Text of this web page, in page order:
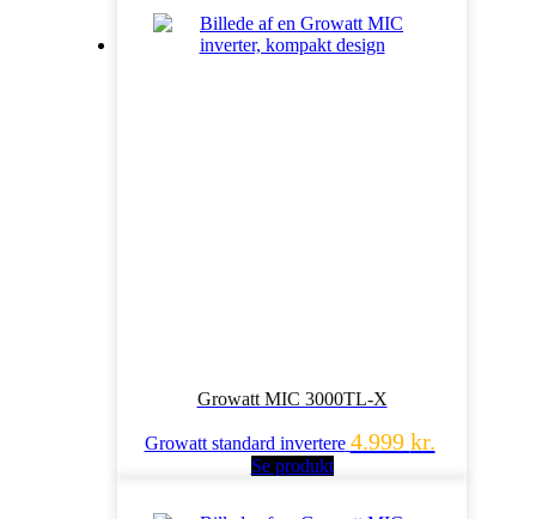
Growatt MIC 3000TL-X
Growatt standard invertere 4.999 kr.
Se produkt